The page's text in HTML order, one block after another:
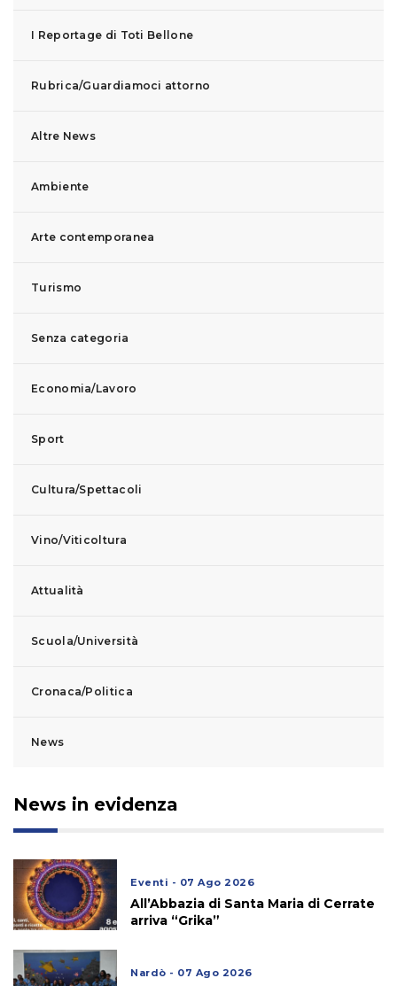
I Reportage di Toti Bellone
Rubrica/Guardiamoci attorno
Altre News
Ambiente
Arte contemporanea
Turismo
Senza categoria
Economia/Lavoro
Sport
Cultura/Spettacoli
Vino/Viticoltura
Attualità
Scuola/Università
Cronaca/Politica
News
News in evidenza
Eventi - 07 Ago 2026
All’Abbazia di Santa Maria di Cerrate
arriva “Grika”
Nardò - 07 Ago 2026